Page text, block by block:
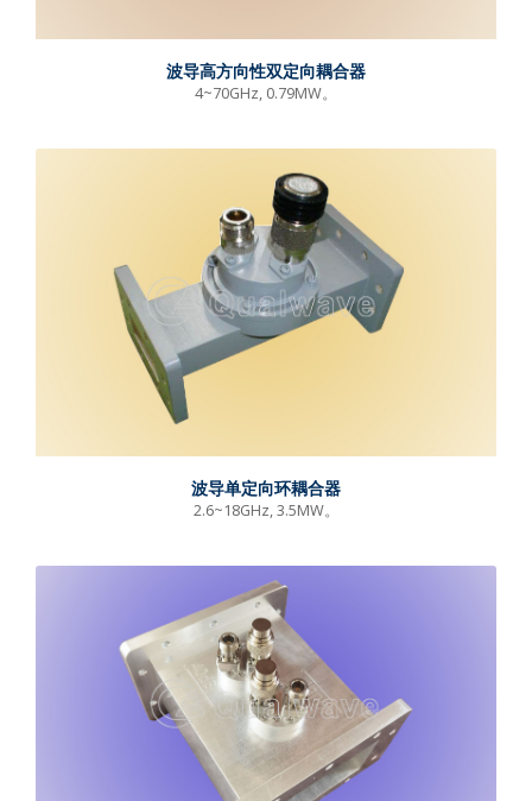
波导高方向性双定向耦合器
4~70GHz, 0.79MW。
波导单定向环耦合器
2.6~18GHz, 3.5MW。